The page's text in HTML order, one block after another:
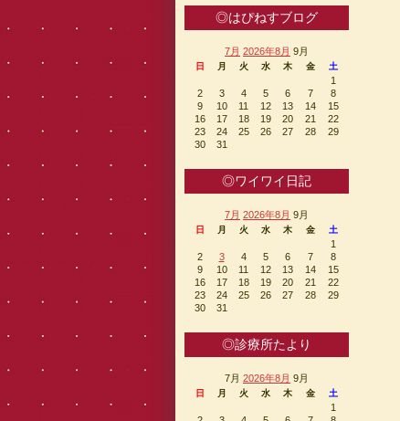
◎はぴねすブログ
7月 2026年8月 9月
日 月 火 水 木 金 土
1
2
3 4 5 6 7
8
9
10 11 12 13 14
15
16
17 18 19 20 21
22
23
24 25 26 27 28
29
30
31
◎ワイワイ日記
7月 2026年8月 9月
日 月 火 水 木 金 土
1
2
3 4 5 6 7
8
9
10 11 12 13 14
15
16
17 18 19 20 21
22
23
24 25 26 27 28
29
30
31
◎診療所たより
7月 2026年8月 9月
日 月 火 水 木 金 土
1